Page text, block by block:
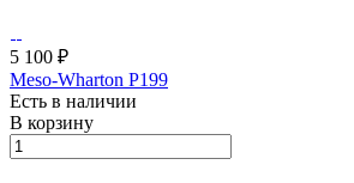
5 100 ₽
Meso-Wharton P199
Есть в наличии
В корзину